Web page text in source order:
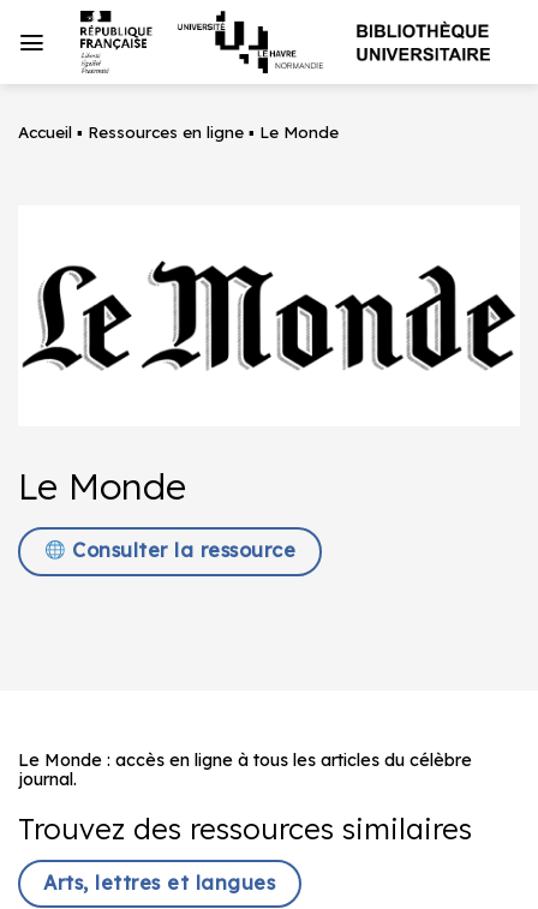
au
Accueil ▪ Ressources en ligne ▪ Le Monde
Le Monde
Consulter la ressource
Le Monde : accès en ligne à tous les articles du célèbre
journal.
Trouvez des ressources similaires
Arts, lettres et langues